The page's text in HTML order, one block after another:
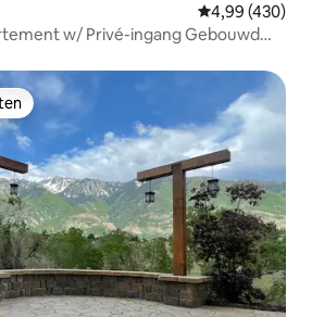
Gemiddelde
4,99 (430)
w/ Privé-ingang Gebouwd